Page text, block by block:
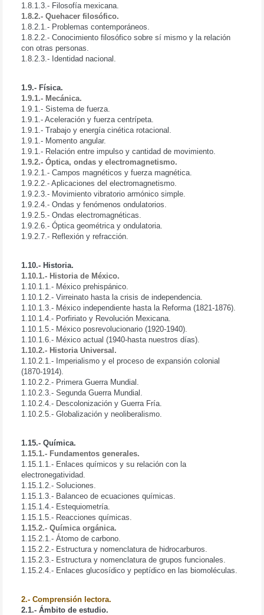
1.8.1.3.- Filosofía mexicana.
1.8.2.- Quehacer filosófico.
1.8.2.1.- Problemas contemporáneos.
1.8.2.2.- Conocimiento filosófico sobre sí mismo y la relación
con otras personas.
1.8.2.3.- Identidad nacional.
1.9.- Física.
1.9.1.- Mecánica.
1.9.1.- Sistema de fuerza.
1.9.1.- Aceleración y fuerza centrípeta.
1.9.1.- Trabajo y energía cinética rotacional.
1.9.1.- Momento angular.
1.9.1.- Relación entre impulso y cantidad de movimiento.
1.9.2.- Óptica, ondas y electromagnetismo.
1.9.2.1.- Campos magnéticos y fuerza magnética.
1.9.2.2.- Aplicaciones del electromagnetismo.
1.9.2.3.- Movimiento vibratorio armónico simple.
1.9.2.4.- Ondas y fenómenos ondulatorios.
1.9.2.5.- Ondas electromagnéticas.
1.9.2.6.- Óptica geométrica y ondulatoria.
1.9.2.7.- Reflexión y refracción.
1.10.- Historia.
1.10.1.- Historia de México.
1.10.1.1.- México prehispánico.
1.10.1.2.- Virreinato hasta la crisis de independencia.
1.10.1.3.- México independiente hasta la Reforma (1821-1876).
1.10.1.4.- Porfiriato y Revolución Mexicana.
1.10.1.5.- México posrevolucionario (1920-1940).
1.10.1.6.- México actual (1940-hasta nuestros días).
1.10.2.- Historia Universal.
1.10.2.1.- Imperialismo y el proceso de expansión colonial
(1870-1914).
1.10.2.2.- Primera Guerra Mundial.
1.10.2.3.- Segunda Guerra Mundial.
1.10.2.4.- Descolonización y Guerra Fría.
1.10.2.5.- Globalización y neoliberalismo.
1.15.- Química.
1.15.1.- Fundamentos generales.
1.15.1.1.- Enlaces químicos y su relación con la
electronegatividad.
1.15.1.2.- Soluciones.
1.15.1.3.- Balanceo de ecuaciones químicas.
1.15.1.4.- Estequiometría.
1.15.1.5.- Reacciones químicas.
1.15.2.- Química orgánica.
1.15.2.1.- Átomo de carbono.
1.15.2.2.- Estructura y nomenclatura de hidrocarburos.
1.15.2.3.- Estructura y nomenclatura de grupos funcionales.
1.15.2.4.- Enlaces glucosídico y peptídico en las biomoléculas.
2.- Comprensión lectora.
2.1.- Ámbito de estudio.